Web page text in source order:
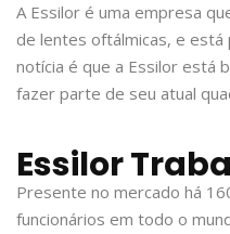
A Essilor é uma empresa
de lentes oftálmicas, e
notícia é que a Essilor está
fazer parte de seu atual
Essilor
Presente no mercado há
funcionários em todo o